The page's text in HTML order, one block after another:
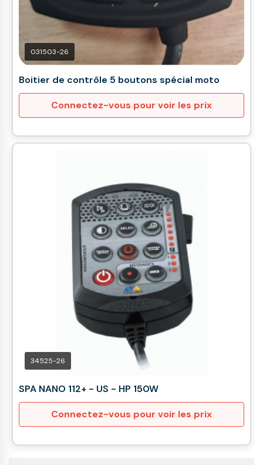
031503-26
Boitier de contrôle 5 boutons spécial moto
Connectez-vous pour voir les prix
34525-26
SPA NANO 112+ - US - HP 150W
Connectez-vous pour voir les prix